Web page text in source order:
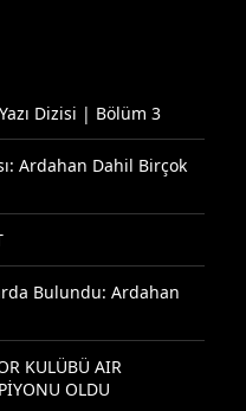
Dizisi | Bölüm 3
Ardahan Dahil Birçok
Bulundu: Ardahan
KULÜBÜ AIR
OLDU